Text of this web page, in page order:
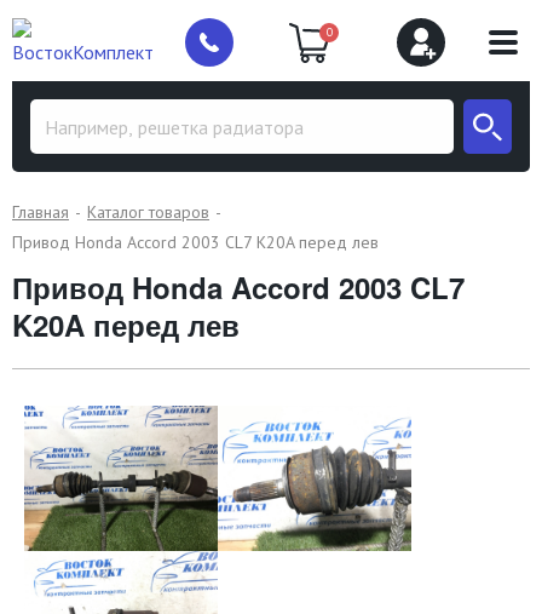
0
Главная
Каталог товаров
Привод Honda Accord 2003 CL7 K20A перед лев
Привод Honda Accord 2003 CL7
K20A перед лев